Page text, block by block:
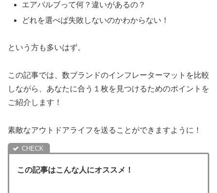
エアバルブって何？違いがあるの？
どれを選べば失敗しないのかわからない！
という方も多いはず。
この記事では、数ブランドのインフレーターマットを比較
しながら、あなたに合う１枚を見つけるためのポイントを
ご紹介します！
素敵なアウトドアライフを送ることができますように！
この記事はこんな人にオススメ！